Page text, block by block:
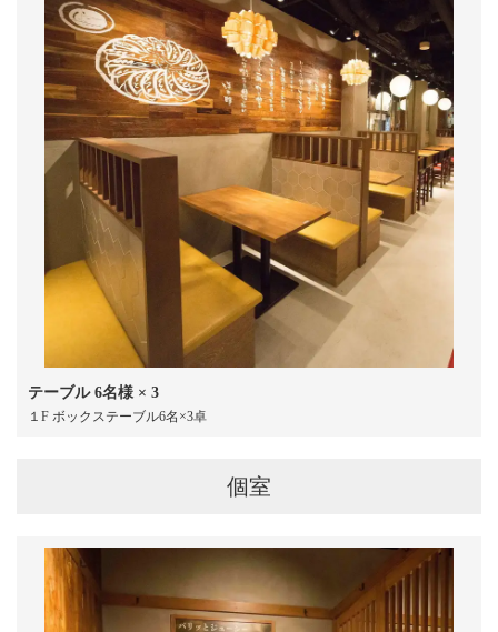
テーブル6名様 × 3
１F ボックステーブル6名×3卓
個室